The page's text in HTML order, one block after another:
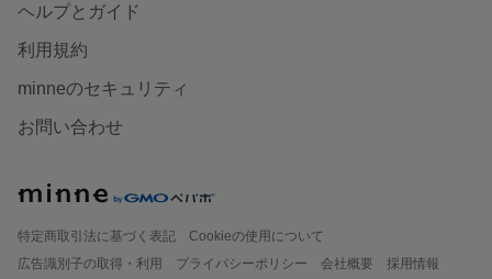
ヘルプとガイド
利用規約
minneのセキュリティ
お問い合わせ
特定商取引法に基づく表記
Cookieの使用について
広告識別子の取得・利用
プライバシーポリシー 会社概要
採用情報